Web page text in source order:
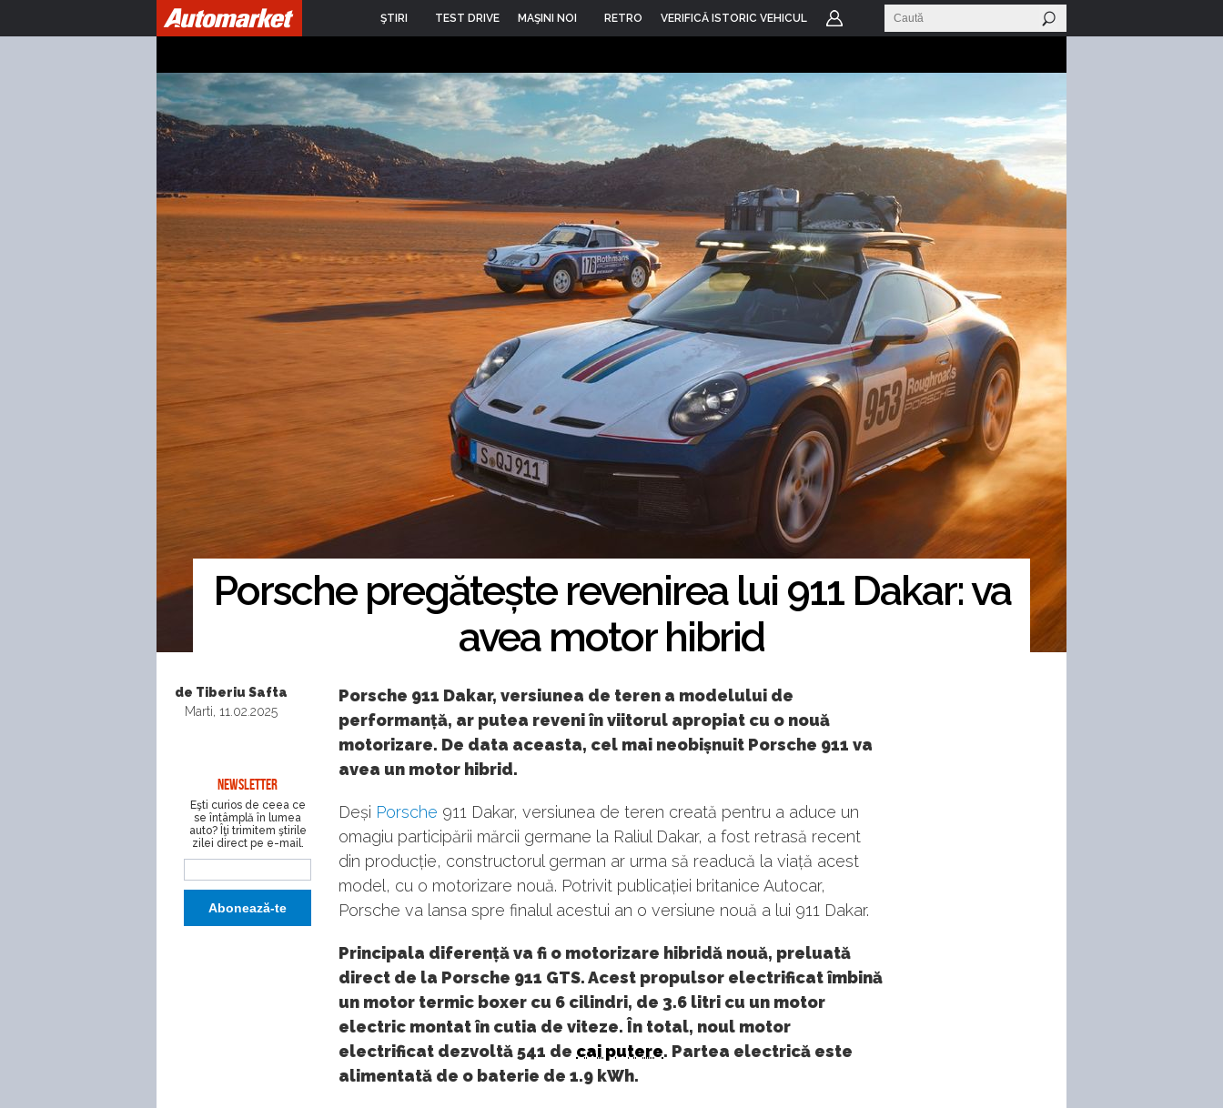
ŞTIRI TEST DRIVE MAŞINI NOI RETRO VERIFICĂ ISTORIC VEHICUL
Porsche pregătește revenirea lui 911 Dakar: va
avea motor hibrid
de Tiberiu Safta
Marti, 11.02.2025
NEWSLETTER
Eşti curios de ceea ce
se întâmplă în lumea
auto? Îţi trimitem ştirile
zilei direct pe e-mail.
Porsche 911 Dakar, versiunea de teren a modelului de
performanță, ar putea reveni în viitorul apropiat cu o nouă
motorizare. De data aceasta, cel mai neobișnuit Porsche 911 va
avea un motor hibrid.
Deși Porsche 911 Dakar, versiunea de teren creată pentru a aduce un
omagiu participării mărcii germane la Raliul Dakar, a fost retrasă recent
din producție, constructorul german ar urma să readucă la viață acest
model, cu o motorizare nouă. Potrivit publicației britanice Autocar,
Porsche va lansa spre finalul acestui an o versiune nouă a lui 911 Dakar.
Principala diferență va fi o motorizare hibridă nouă, preluată
direct de la Porsche 911 GTS. Acest propulsor electrificat îmbină
un motor termic boxer cu 6 cilindri, de 3.6 litri cu un motor
electric montat în cutia de viteze. În total, noul motor
electrificat dezvoltă 541 de cai putere. Partea electrică este
alimentată de o baterie de 1.9 kWh.